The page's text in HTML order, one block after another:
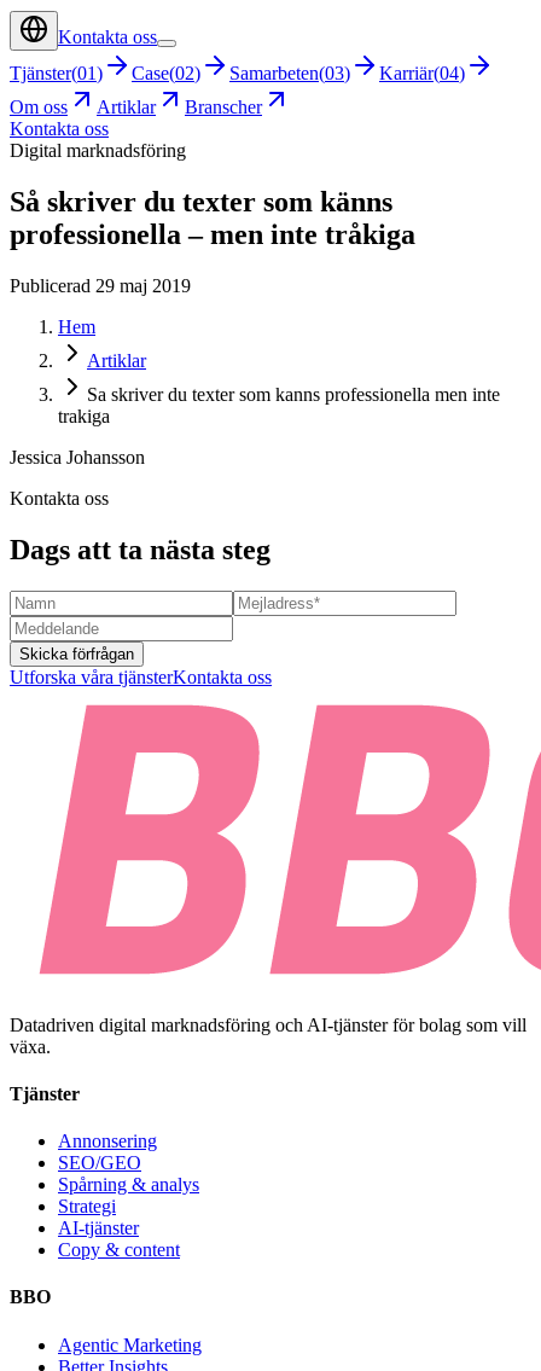
Kontakta oss
Tjänster(01) Case(02) Samarbeten(03) Karriär(04)
Om oss
Artiklar
Branscher
Kontakta oss
Digital marknadsföring
Så skriver du texter som känns
professionella – men inte tråkiga
Publicerad 29 maj 2019
Hem
Artiklar
Sa skriver du texter som kanns professionella men inte
trakiga
Jessica Johansson
Kontakta oss
Dags att ta nästa steg
Skicka förfrågan
Utforska våra tjänsterKontakta oss
Datadriven digital marknadsföring och AI-tjänster för bolag som vill
växa.
Tjänster
Annonsering
SEO/GEO
Spårning & analys
Strategi
AI-tjänster
Copy & content
BBO
Agentic Marketing
Better Insights